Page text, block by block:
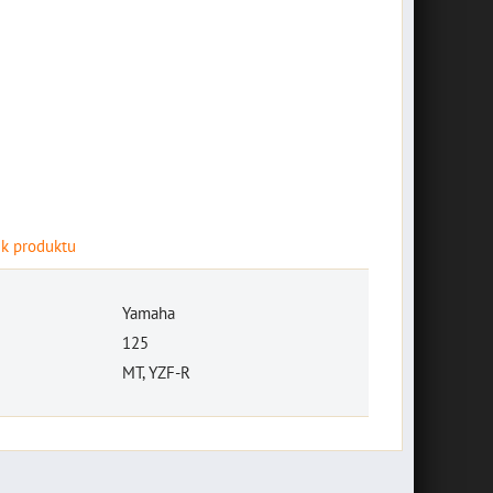
produktu
Yamaha
125
MT, YZF-R